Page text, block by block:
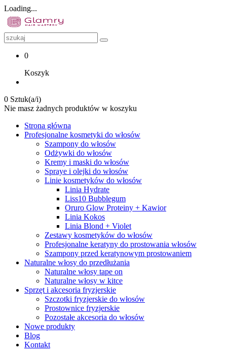
Loading...
0
Koszyk
0 Sztuk(a/i)
Nie masz żadnych produktów w koszyku
Strona główna
Profesjonalne kosmetyki do włosów
Szampony do włosów
Odżywki do włosów
Kremy i maski do włosów
Spraye i olejki do włosów
Linie kosmetyków do włosów
Linia Hydrate
Liss10 Bubblegum
Oruro Glow Proteiny + Kawior
Linia Kokos
Linia Blond + Violet
Zestawy kosmetyków do włosów
Profesjonalne keratyny do prostowania włosów
Szampony przed keratynowym prostowaniem
Naturalne włosy do przedłużania
Naturalne włosy tape on
Naturalne włosy w kitce
Sprzęt i akcesoria fryzjerskie
Szczotki fryzjerskie do włosów
Prostownice fryzjerskie
Pozostałe akcesoria do włosów
Nowe produkty
Blog
Kontakt